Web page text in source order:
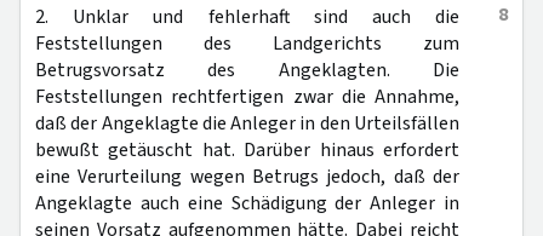
8
2. Unklar und fehlerhaft sind auch die
Feststellungen des Landgerichts zum
Betrugsvorsatz des Angeklagten. Die
Feststellungen rechtfertigen zwar die Annahme,
daß der Angeklagte die Anleger in den Urteilsfällen
bewußt getäuscht hat. Darüber hinaus erfordert
eine Verurteilung wegen Betrugs jedoch, daß der
Angeklagte auch eine Schädigung der Anleger in
seinen Vorsatz aufgenommen hätte. Dabei reicht